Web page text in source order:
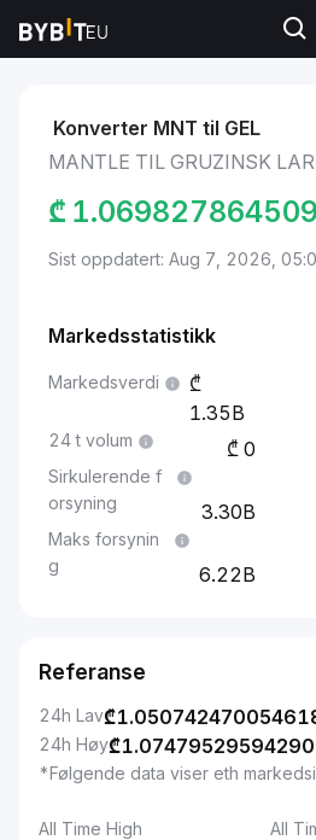
Markeder
Konverter MNT til GEL
MANTLE TIL GRUZINSK
₾
Sist oppdatert: Aug 7, 2026,
Markedsstatistikk
Markedsverdi
1.35B
24 t volum 0
Sirkulerende f
orsyning
3.30B
Maks forsynin
g
6.22B
Referanse
24h Lav₾
24h Høy₾
*Følgende data viser eth
All Time High All